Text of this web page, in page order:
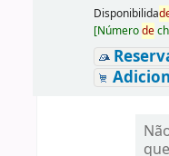
Disponibilida
[Númerode